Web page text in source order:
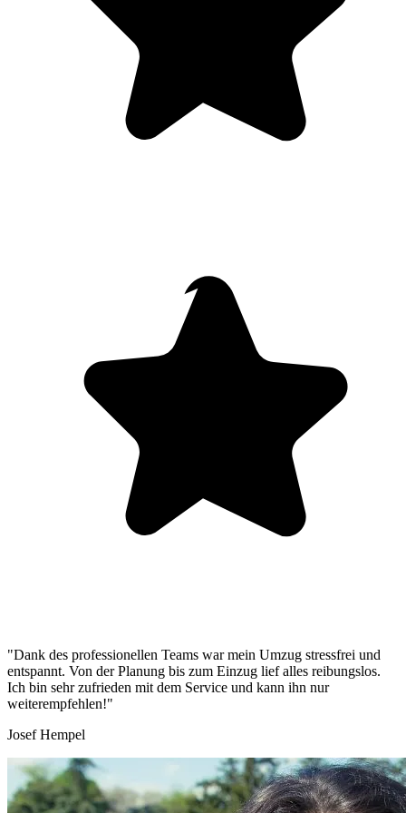
"Dank des professionellen Teams war mein Umzug stressfrei und
entspannt. Von der Planung bis zum Einzug lief alles reibungslos.
Ich bin sehr zufrieden mit dem Service und kann ihn nur
weiterempfehlen!"
Josef Hempel